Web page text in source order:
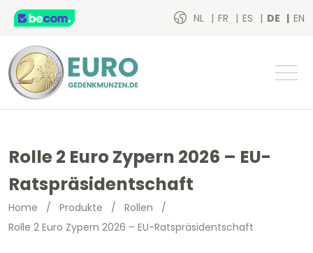
NL FR ES DE EN
Rolle 2 Euro Zypern 2026 – EU-
Ratspräsidentschaft
Home / Produkte / Rollen /
Rolle 2 Euro Zypern 2026 – EU-Ratspräsidentschaft